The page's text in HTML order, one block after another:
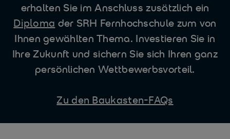
erhalten Sie im Anschluss zusätzlich ein
Diploma der SRH Fernhochschule zum von
Ihnen gewählten Thema. Investieren Sie in
Ihre Zukunft und sichern Sie sich Ihren ganz
persönlichen Wettbewerbsvorteil.
Zu den Baukasten-FAQs